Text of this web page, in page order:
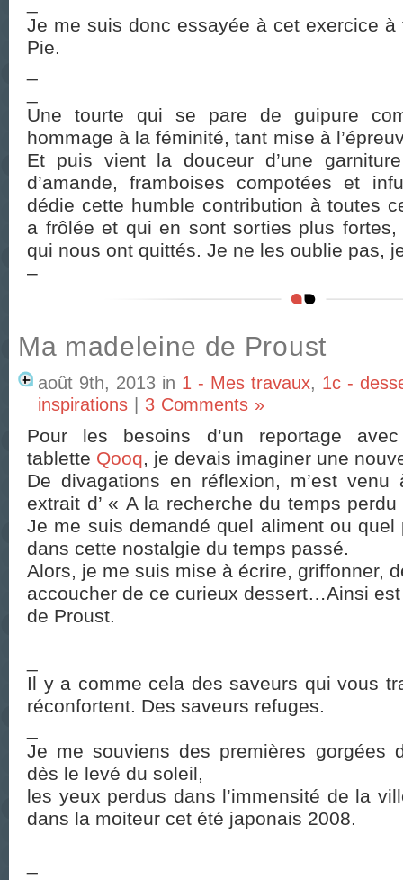
Je me suis donc essayée à cet exercice
Pie.
Une tourte qui se pare de guipure
hommage à la féminité, tant mise à
Et puis vient la douceur d’une
d’amande, framboises compotées et
dédie cette humble contribution à toutes
a frôlée et qui en sont sorties plus
qui nous ont quittés. Je ne les oublie pas,
–
Ma madeleine de Proust
août 9th, 2013 in 1 - Mes travaux, 1c -
inspirations
3 Comments »
Pour les besoins d’un reportage
tablette Qooq, je devais imaginer une
De divagations en réflexion, m’est venu
extrait d’ « A la recherche du temps
Je me suis demandé quel aliment ou quel
dans cette nostalgie du temps passé.
Alors, je me suis mise à écrire, griffonner,
accoucher de ce curieux dessert…Ainsi
de Proust.
Il y a comme cela des saveurs qui vous
réconfortent. Des saveurs refuges.
Je me souviens des premières gorgées
dès le levé du soleil,
les yeux perdus dans l’immensité de la
dans la moiteur cet été japonais 2008.